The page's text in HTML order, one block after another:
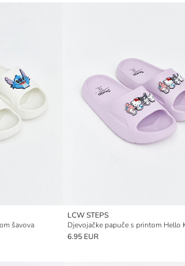
šavova
LCW STEPS
Djevojačke papuče s printom Hello
6.95 EUR